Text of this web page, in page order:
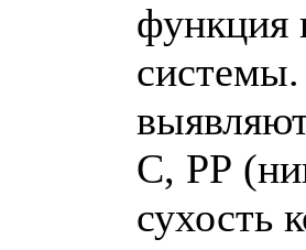
функция
С, РР
сухость